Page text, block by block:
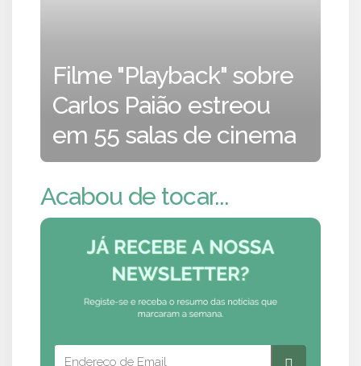
Filme "Playback" sobre
Carlos Paião estreou
em 55 salas de cinema
Acabou de tocar...